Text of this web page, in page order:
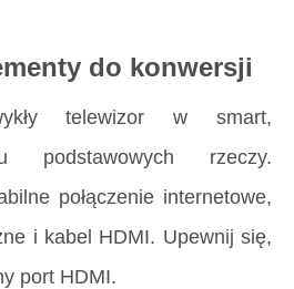
do konwersji
telewizor w smart,
podstawowych rzeczy.
połączenie internetowe,
i kabel HDMI. Upewnij się,
port HDMI.